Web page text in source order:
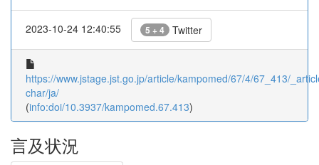
2023-10-24 12:40:55 5 + 4 Twitter
https://www.jstage.jst.go.jp/article/kampomed/67/4/67_413/
char/ja/
(info:doi/10.3937/kampomed.67.413)
言及状況